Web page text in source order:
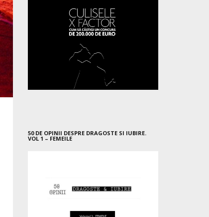
50 DE OPINII DESPRE DRAGOSTE SI IUBIRE.
VOL 1 – FEMEILE